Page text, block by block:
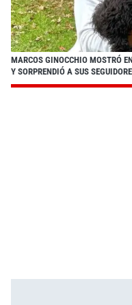
MARCOS GINOCCHIO MOSTRÓ
Y SORPRENDIÓ A SUS